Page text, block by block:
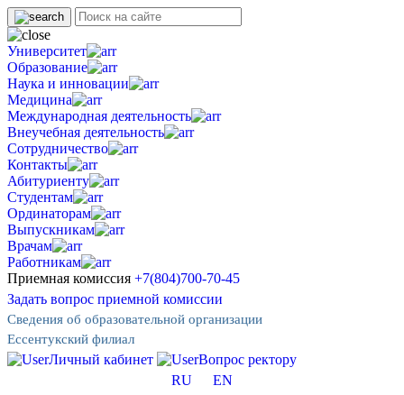
Университет
Образование
Наука и инновации
Медицина
Международная деятельность
Внеучебная деятельность
Сотрудничество
Контакты
Абитуриенту
Студентам
Ординаторам
Выпускникам
Врачам
Работникам
Приемная комиссия +7(804)700-70-45
Задать вопрос приемной комиссии
Сведения об образовательной организации
Ессентукский филиал
Личный кабинет
Вопрос ректору
RU
EN